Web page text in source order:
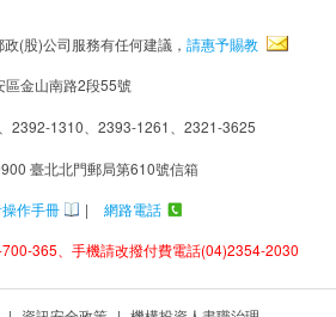
(股)公司服務有任何建議， 請惠予賜教
金山南路2段55號
2392-1310、2393-1261、2321-3625
臺北北門郵局第610號信箱
作手冊 |
網路電話
365、手機請改撥付費電話(04)2354-2030